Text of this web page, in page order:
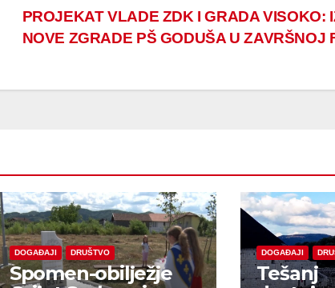
PROJEKAT VLADE ZDK I GRADA VISOKO:
NOVE ZGRADE PŠ GODUŠA U ZAVRŠNOJ
DOGAĐAJI DRUŠTVO
Spomen-obilježje
DOGAĐAJI
Tešanj